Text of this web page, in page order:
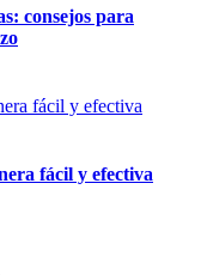
consejos para
fácil y efectiva